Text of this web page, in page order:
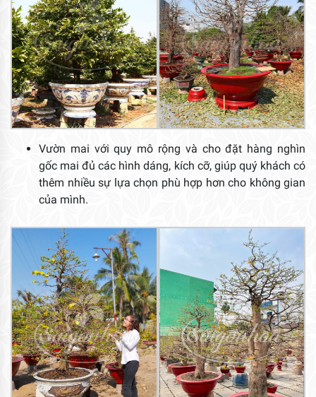
Vườn mai với quy mô rộng và cho đặt hàng nghìn
gốc mai đủ các hình dáng, kích cỡ, giúp quý khách có
thêm nhiều sự lựa chọn phù hợp hơn cho không gian
của mình.